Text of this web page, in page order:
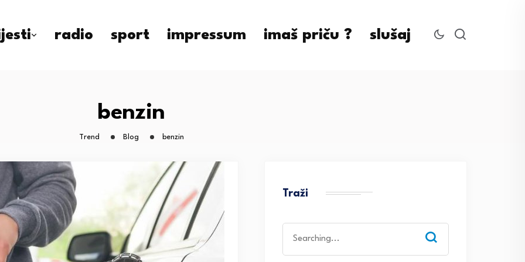
radio sport impressum imaš priču ? slušaj
benzin
Trend Blog benzin
Traži
for: